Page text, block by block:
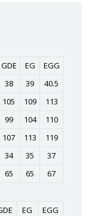
GDE EG
EGG
38 39
40.5
105 109
113
99 104
110
107 113
119
34 35
37
65 65 67
EG
EGG